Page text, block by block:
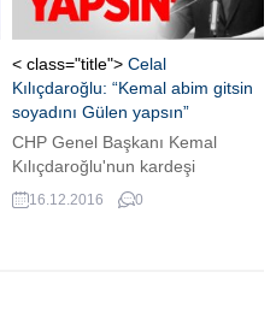
yerini kar yağışına bıraktı.
İlkbaharda yağan kar sebebiyle
ilçe merkezi karla kaplandı.
İlçedeki binaların çatıları,...
< class="title"> Celal
Kılıçdaroğlu: “Kemal abim gitsin
soyadını Gülen yapsın”
CHP Genel Başkanı Kemal
Kılıçdaroğlu'nun kardeşi
twitter'dan Celal Kılıçdaroğlu
sosyal medyadan yaptığı bir
16.12.2016 0